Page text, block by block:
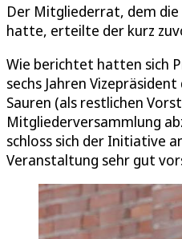
Der Mitgliederrat, dem
hatte, erteilte der kurz
Wie berichtet hatten sich
sechs Jahren Vizepräsident
Sauren (als restlichen
Mitgliederversammlung
schloss sich der Initiative
Veranstaltung sehr gut